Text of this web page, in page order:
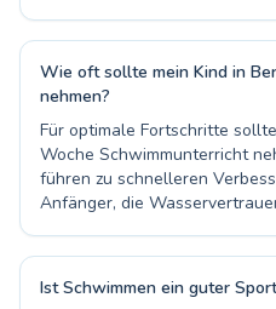
Wie oft sollte mein Kind in
nehmen?
Für optimale Fortschritte
Woche Schwimmunterricht
führen zu schnelleren
Anfänger, die
Ist Schwimmen ein guter